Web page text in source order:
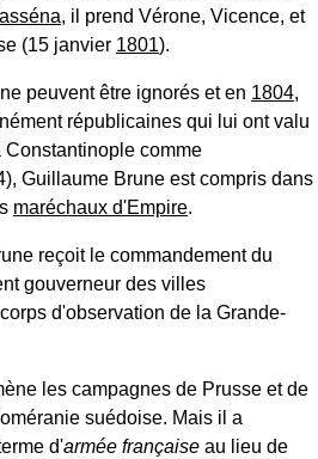
, il prend Vérone, Vicence, et
(15 janvier 1801).
peuvent être ignorés et en 1804,
républicaines qui lui ont valu
comme
Guillaume Brune est compris dans
maréchaux d'Empire.
reçoit le commandement du
gouverneur des villes
d'observation de la Grande-
les campagnes de Prusse et de
suédoise. Mais il a
d'armée française au lieu de